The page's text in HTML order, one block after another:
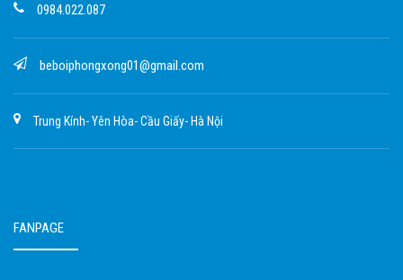
0984.022.087
beboiphongxong01@gmail.com
Trung Kính- Yên Hòa- Cầu Giấy- Hà Nội
FANPAGE